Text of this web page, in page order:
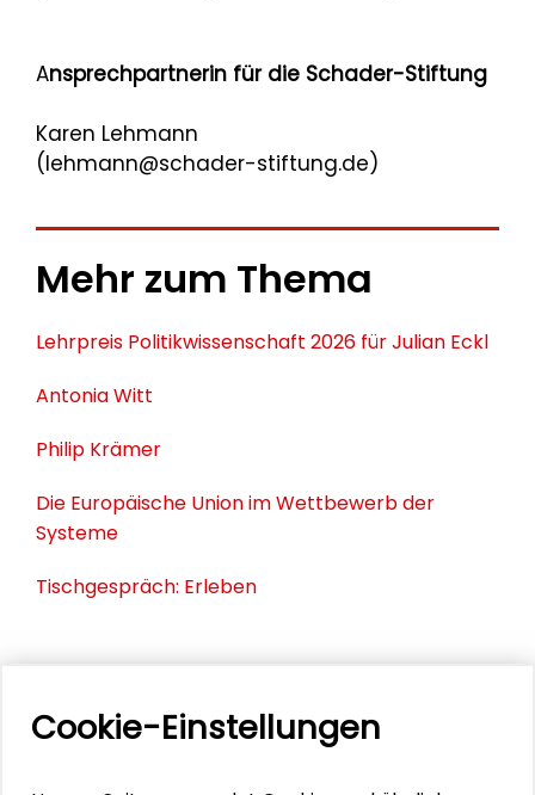
Ansprechpartnerin für die Schader-Stiftung
Karen Lehmann
(lehmann@schader-stiftung.de)
Mehr zum Thema
Lehrpreis Politikwissenschaft 2026 für Julian Eckl
Antonia Witt
Philip Krämer
Die Europäische Union im Wettbewerb der
Systeme
Tischgespräch: Erleben
Cookie-Einstellungen